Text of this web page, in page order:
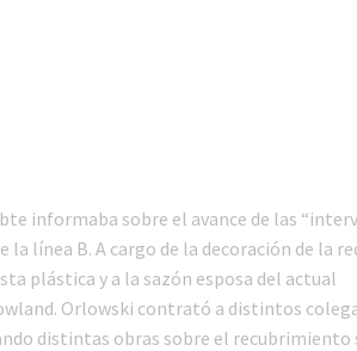
informaba sobre el avance de las
línea B. A cargo de la decoración de la
plástica y a la sazón esposa del actual
Orlowski contrató a distintos
distintas obras sobre el recubrimiento